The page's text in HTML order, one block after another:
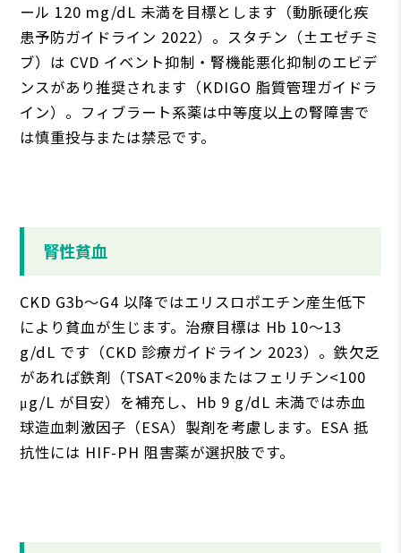
ール 120 mg/dL 未満を⽬標とします（動脈硬化疾
患予防ガイドライン 2022）。スタチン（±エゼチミ
ブ）は CVD イベント抑制・腎機能悪化抑制のエビデ
ンスがあり推奨されます（KDIGO 脂質管理ガイドラ
イン）。フィブラート系薬は中等度以上の腎障害で
は慎重投与または禁忌です。
腎性貧⾎
CKD G3b〜G4 以降ではエリスロポエチン産⽣低下
により貧⾎が⽣じます。治療⽬標は Hb 10〜13
g/dL です（CKD 診療ガイドライン 2023）。鉄⽋乏
があれば鉄剤（TSAT<20%またはフェリチン<100
μg/L が⽬安）を補充し、Hb 9 g/dL 未満では⾚⾎
球造⾎刺激因⼦（ESA）製剤を考慮します。ESA 抵
抗性には HIF-PH 阻害薬が選択肢です。